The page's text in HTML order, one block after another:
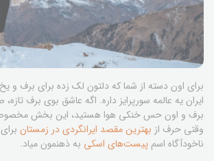
برای اون دسته از شما که دلتون لک زده برای برف و
ایران یه عالمه سورپرایز داره. اگه عاشق بوی برف
برف و اون حس خنکی هوا هستید، این بخش
وقتی حرف از بهترین مقصد ایرانگردی در زمستان
ناخودآگاه اسم پیست‌های اسکی به ذهنمون میاد.